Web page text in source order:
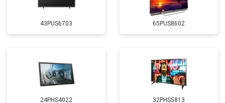
43PUS6703 65PUS8602
24PHS4022 32PHS5813